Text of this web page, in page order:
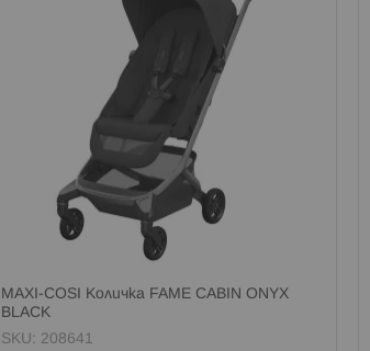
MAXI-COSI Kоличка FAME CABIN ONYX
BLACK
SKU: 208641